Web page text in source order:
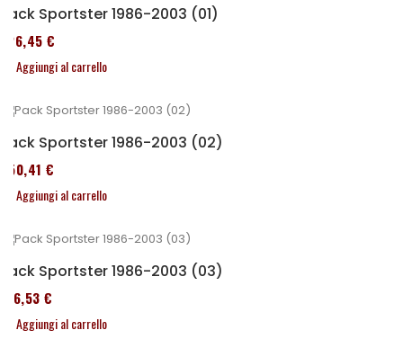
Pack Sportster 1986-2003 (01)
326,45 €
Aggiungi al carrello
Pack Sportster 1986-2003 (02)
450,41 €
Aggiungi al carrello
Pack Sportster 1986-2003 (03)
516,53 €
Aggiungi al carrello